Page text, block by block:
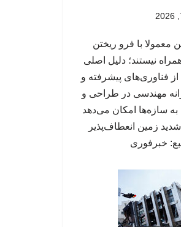
معمولا با فرو ریختن
نیستند؛ دلیل اصلی
از فناوری‌های پیشرفته و
مهندسی در طراحی و
سازه‌ها امکان می‌دهد
زمین انعطاف‌پذیر
خبرفوری